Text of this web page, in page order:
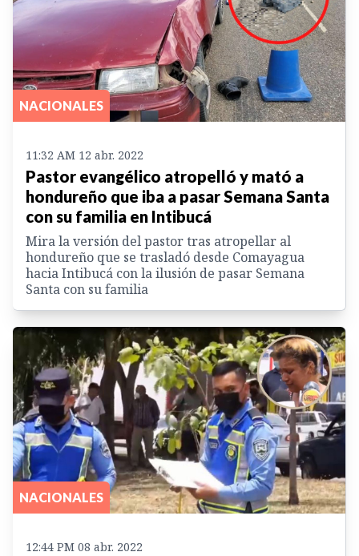
NACIONALES
11:32 AM 12 abr. 2022
Pastor evangélico atropelló y mató a
hondureño que iba a pasar Semana Santa
con su familia en Intibucá
Mira la versión del pastor tras atropellar al
hondureño que se trasladó desde Comayagua
hacia Intibucá con la ilusión de pasar Semana
Santa con su familia
NACIONALES
12:44 PM 08 abr. 2022